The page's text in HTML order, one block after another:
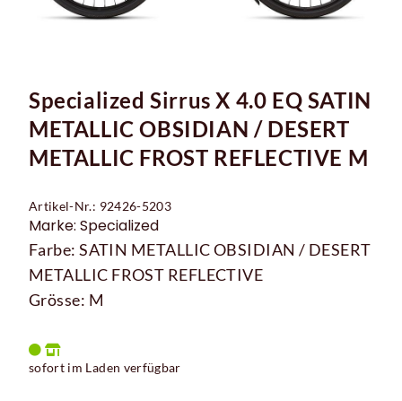
Specialized Sirrus X 4.0 EQ SATIN
METALLIC OBSIDIAN / DESERT
METALLIC FROST REFLECTIVE M
Artikel-Nr.: 92426-5203
Marke: Specialized
Farbe: SATIN METALLIC OBSIDIAN / DESERT
METALLIC FROST REFLECTIVE
Grösse: M
sofort im Laden verfügbar